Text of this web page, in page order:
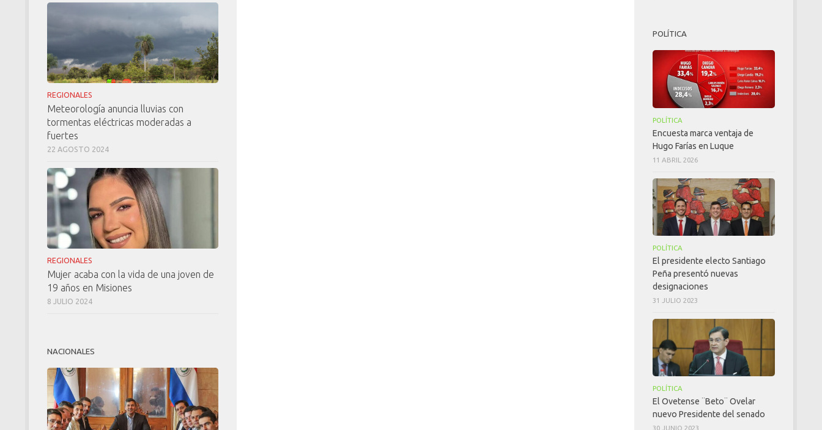
REGIONALES
Meteorología anuncia lluvias con
tormentas eléctricas moderadas a
fuertes
22 AGOSTO 2024
REGIONALES
Mujer acaba con la vida de una joven de
19 años en Misiones
8 JULIO 2024
NACIONALES
POLÍTICA
POLÍTICA
Encuesta marca ventaja de
Hugo Farías en Luque
11 ABRIL 2026
POLÍTICA
El presidente electo Santiago
Peña presentó nuevas
designaciones
31 JULIO 2023
POLÍTICA
El Ovetense ¨Beto¨ Ovelar
nuevo Presidente del senado
30 JUNIO 2023